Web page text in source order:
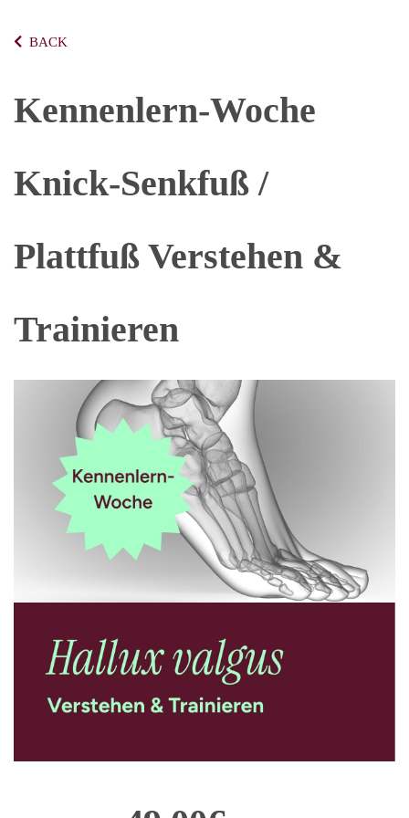
BACK
Kennenlern-Woche
Knick-Senkfuß /
Plattfuß Verstehen &
Trainieren